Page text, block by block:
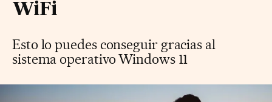
WiFi
Esto lo puedes conseguir gracias al
sistema operativo Windows 11